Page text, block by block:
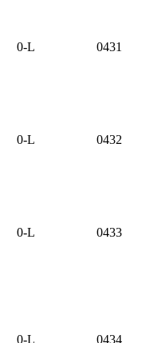
0‑L 0431
0‑L 0432
0‑L 0433
0‑L 0434